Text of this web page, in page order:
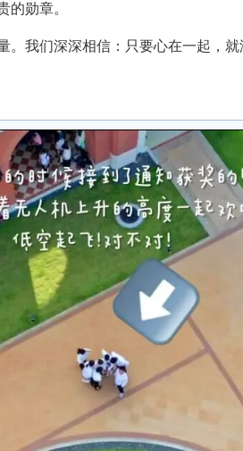
的勋章。
我们深深相信：只要心在一起，